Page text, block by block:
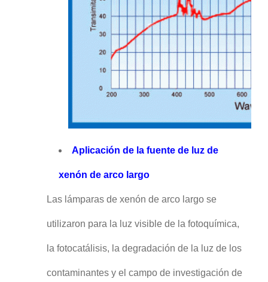
Aplicación de la fuente de luz de
xenón de arco largo
Las lámparas de xenón de arco largo se
utilizaron para la luz visible de la fotoquímica,
la fotocatálisis, la degradación de la luz de los
contaminantes y el campo de investigación de